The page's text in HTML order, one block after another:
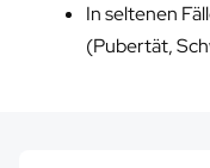
In seltenen
(Pubertät,